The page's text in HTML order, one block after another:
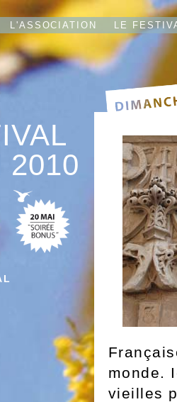
L'ASSOCIATION LE
2010
monde.
vieilles